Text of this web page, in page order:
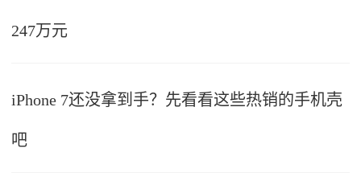
247万元
iPhone 7还没拿到手？先看看这些热销的手机壳
吧